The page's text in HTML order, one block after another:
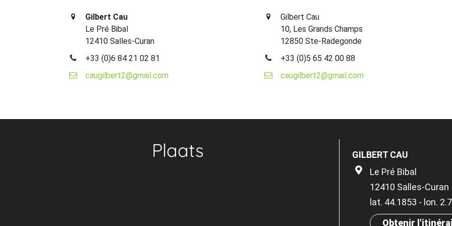
Gilbert Cau
Le Pré Bibal
12410 Salles-Curan
+33 (0)6 84 21 02 81
caugilbert2@gmail.com
Gilbert Cau
10, Les Grands Champs
12850 Ste-Radegonde
+33 (0)5 65 42 00 88
caugilbert2@gmail.com
Plaats
GILBERT CAU
Le Pré Bibal
12410 Salles-Curan
lat. 44.1853 - lon.
Obtenir